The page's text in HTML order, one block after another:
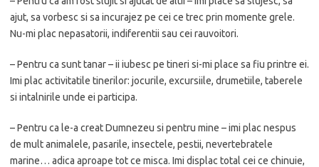
ajut, sa vorbesc si sa incurajez pe cei ce trec prin momente grele.
Nu-mi plac nepasatorii, indiferentii sau cei rauvoitori.
– Pentru ca sunt tanar – ii iubesc pe tineri si-mi place sa fiu printre ei.
Imi plac activitatile tinerilor: jocurile, excursiile, drumetiile, taberele
si intalnirile unde ei participa.
– Pentru ca le-a creat Dumnezeu si pentru mine – imi plac nespus
de mult animalele, pasarile, insectele, pestii, nevertebratele
marine… adica aproape tot ce misca. Imi displac total cei ce chinuie,